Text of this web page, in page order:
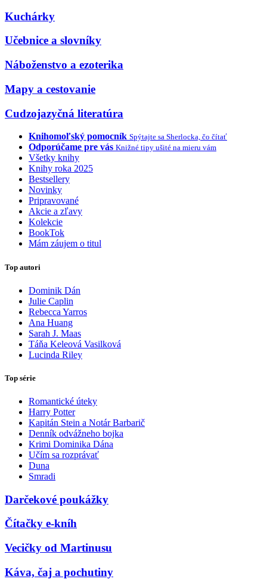
Kuchárky
Učebnice a slovníky
Náboženstvo a ezoterika
Mapy a cestovanie
Cudzojazyčná literatúra
Knihomoľský pomocník Spýtajte sa Sherlocka, čo čítať
Odporúčame pre vás Knižné tipy ušité na mieru vám
Všetky knihy
Knihy roka 2025
Bestsellery
Novinky
Pripravované
Akcie a zľavy
Kolekcie
BookTok
Mám záujem o titul
Top autori
Dominik Dán
Julie Caplin
Rebecca Yarros
Ana Huang
Sarah J. Maas
Táňa Keleová Vasilková
Lucinda Riley
Top série
Romantické úteky
Harry Potter
Kapitán Stein a Notár Barbarič
Denník odvážneho bojka
Krimi Dominika Dána
Učím sa rozprávať
Duna
Smradi
Darčekové poukážky
Čítačky e-kníh
Vecičky od Martinusu
Káva, čaj a pochutiny